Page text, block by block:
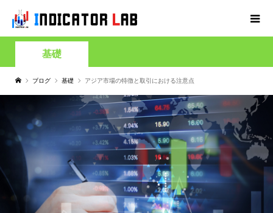
基礎
ブログ 基礎 アジア市場の特徴と取引における注意点